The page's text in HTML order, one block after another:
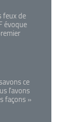
feux de
évoque
ce
l’avons
façons »